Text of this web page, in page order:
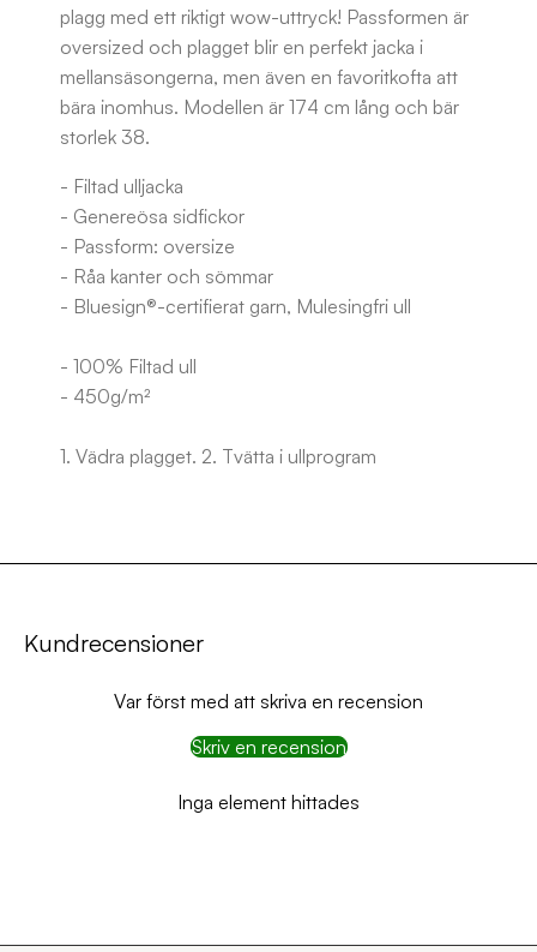
plagg med ett riktigt wow-uttryck! Passformen är
oversized och plagget blir en perfekt jacka i
mellansäsongerna, men även en favoritkofta att
bära inomhus. Modellen är 174 cm lång och bär
storlek 38.
- Filtad ulljacka
- Genereösa sidfickor
- Passform: oversize
- Råa kanter och sömmar
- Bluesign®-certifierat garn, Mulesingfri ull
- 100% Filtad ull
- 450g/m²
1. Vädra plagget. 2. Tvätta i ullprogram
Kundrecensioner
Var först med att skriva en recension
Skriv en recension
Inga element hittades